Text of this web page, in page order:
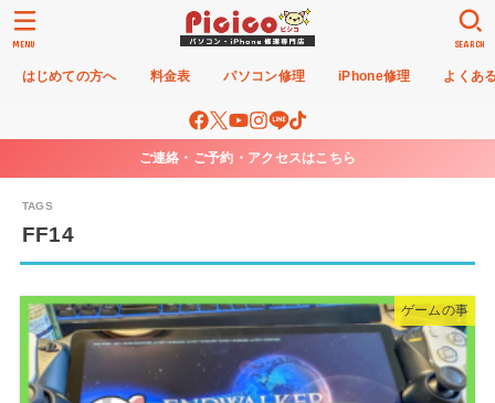
はじめての方へ 料金表 パソコン修理 iPhone修理 よくあ
SEARCH
MENU
ご連絡・ご予約・アクセスはこちら
FF14
ゲームの事